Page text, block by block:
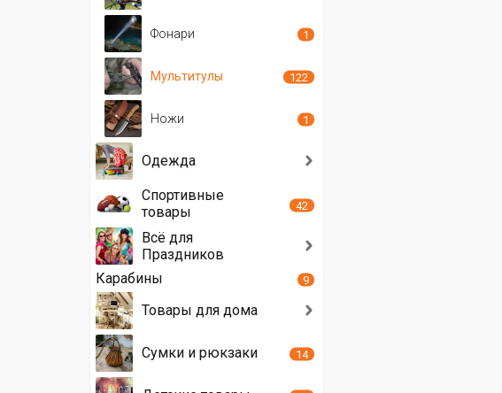
Фонари 1
Мультитулы 122
Ножи 1
Одежда
Спортивные
товары
42
Всё для
Праздников
Карабины
9
Товары для дома
Сумки и рюкзаки 14